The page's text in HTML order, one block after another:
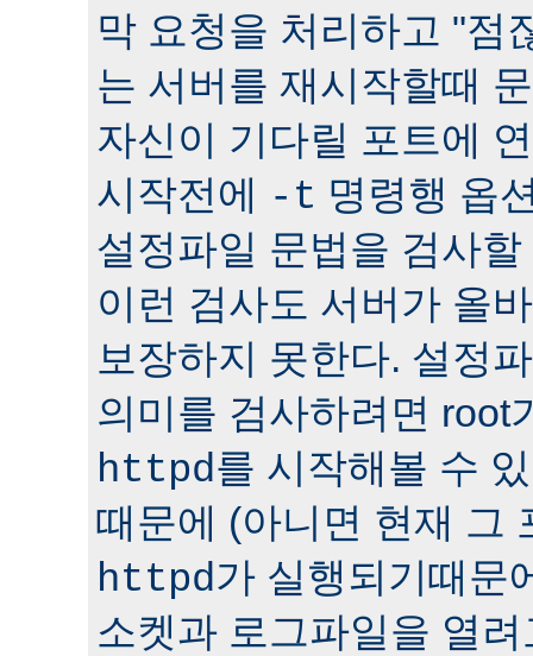
막 요청을 처리하고 "점
는 서버를 재시작할때
자신이 기다릴 포트에
시작전에
-t 명령행 옵
설정파일 문법을 검사
이런 검사도 서버가 올
보장하지 못한다. 설정
의미를 검사하려면 root
httpd를 시작해볼 수
때문에 (아니면 현재 그
httpd가 실행되기때문
소켓과 로그파일을 열